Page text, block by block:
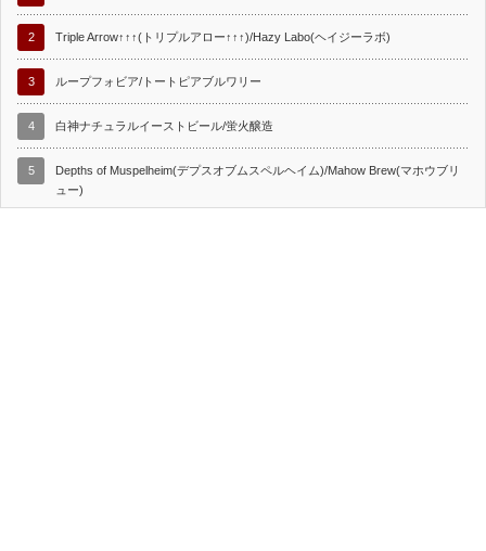
2 Triple Arrow↑↑↑(トリプルアロー↑↑↑)/Hazy Labo(ヘイジーラボ)
3 ループフォビア/トートピアブルワリー
4 白神ナチュラルイーストビール/蛍火醸造
5
Depths of Muspelheim(デプスオブムスペルヘイム)/Mahow Brew(マホウブリ
ュー)